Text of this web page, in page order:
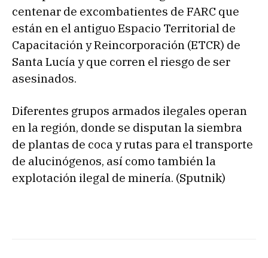
centenar de excombatientes de FARC que
están en el antiguo Espacio Territorial de
Capacitación y Reincorporación (ETCR) de
Santa Lucía y que corren el riesgo de ser
asesinados.
Diferentes grupos armados ilegales operan
en la región, donde se disputan la siembra
de plantas de coca y rutas para el transporte
de alucinógenos, así como también la
explotación ilegal de minería. (Sputnik)